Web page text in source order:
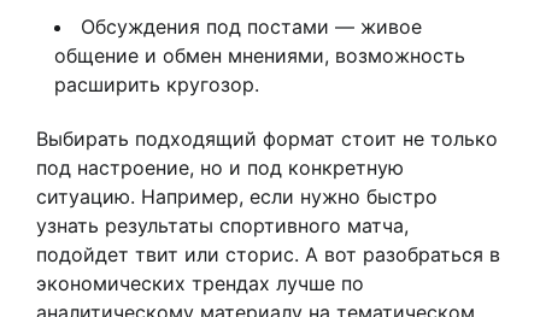
Обсуждения под постами — живое
общение и обмен мнениями, возможность
расширить кругозор.
Выбирать подходящий формат стоит не только
под настроение, но и под конкретную
ситуацию. Например, если нужно быстро
узнать результаты спортивного матча,
подойдет твит или сторис. А вот разобраться в
экономических трендах лучше по